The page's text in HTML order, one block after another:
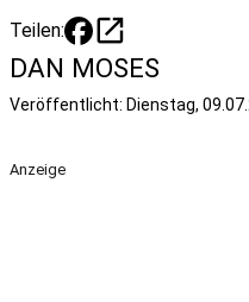
Teilen: open_in_new
DAN MOSES
Veröffentlicht: Dienstag,
Anzeige